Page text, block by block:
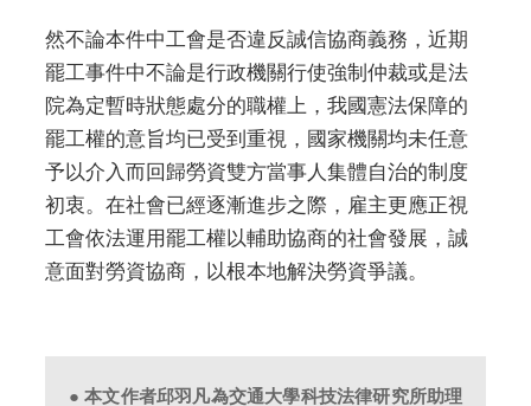
然不論本件中工會是否違反誠信協商義務，近期
罷工事件中不論是行政機關行使強制仲裁或是法
院為定暫時狀態處分的職權上，我國憲法保障的
罷工權的意旨均已受到重視，國家機關均未任意
予以介入而回歸勞資雙方當事人集體自治的制度
初衷。在社會已經逐漸進步之際，雇主更應正視
工會依法運用罷工權以輔助協商的社會發展，誠
意面對勞資協商，以根本地解決勞資爭議。
● 本文作者邱羽凡為交通大學科技法律研究所助理